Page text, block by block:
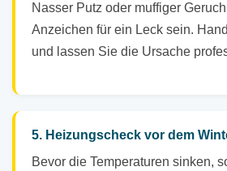
Nasser Putz oder muffiger
Anzeichen für ein Leck sein.
und lassen Sie die Ursache
5. Heizungscheck vor dem
Bevor die Temperaturen sinken,